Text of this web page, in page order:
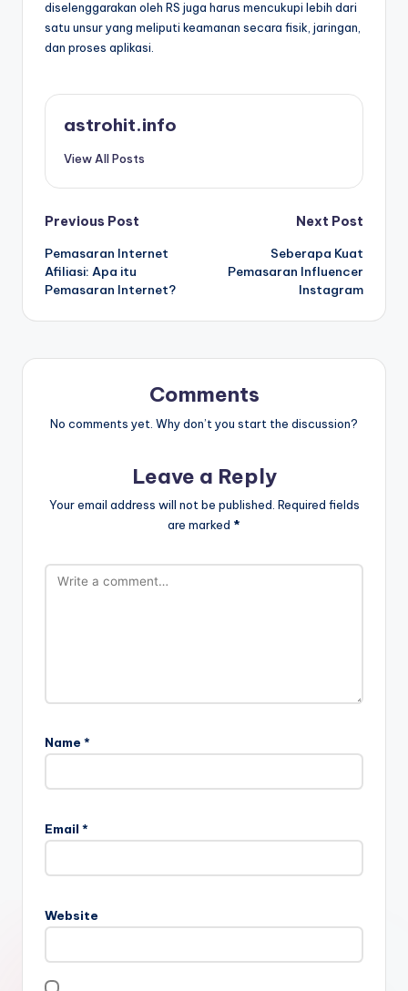
diselenggarakan oleh RS juga harus mencukupi lebih dari
satu unsur yang meliputi keamanan secara fisik, jaringan,
dan proses aplikasi.
astrohit.info
View All Posts
Post
navigation
Previous Post
Pemasaran Internet
Afiliasi: Apa itu
Pemasaran Internet?
Next Post
Seberapa Kuat
Pemasaran Influencer
Instagram
Comments
No comments yet. Why don’t you start the discussion?
Leave a Reply
Your email address will not be published. Required fields
are marked *
Name *
Email *
Website